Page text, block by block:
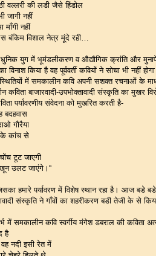
वल्लरी की लडी जैसे हिंडोल
जागी नहीं
माँगी नहीं
बंकिम विशाल नेत्र मूंदे रही…
युग में भूमंडलीकरण व औद्यौगिक क्रांति और
विनाश किया है वह पूर्ववर्ती कवियों ने सोचा भी नहीं
में समकालीन कवि अपनी सशक्त रचनाओं के
कविता बाजारवादी-उपभोक्तावादी संस्कृति का मुखर
पर्यावरणीय संवेदना को मुखरित करती है-
बदहवास
गौरैया
के कांच से
चोंच टूट जाएगी
उलट जाएंगे।“
हमारे पर्यावरण में विशेष स्थान रहा है। आज बडे बडे
संस्कृति ने गाँवों का शहरीकरण बडी तेजी के से
में समकालीन कवि स्वर्गीय मंगेश डबराल की कविता
है
नदी इसी रेत में